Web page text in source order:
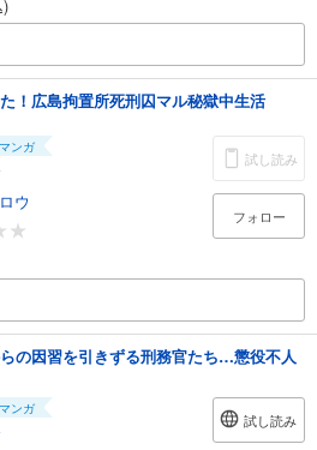
！広島拘置所死刑囚マル秘獄中生活
ンガ
ウ
試し読み
フォロー
の因習を引きずる刑務官たち…懲役不人
ンガ
試し読み